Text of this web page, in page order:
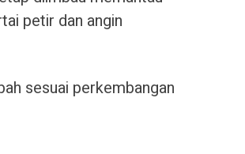
petir dan angin
sesuai perkembangan